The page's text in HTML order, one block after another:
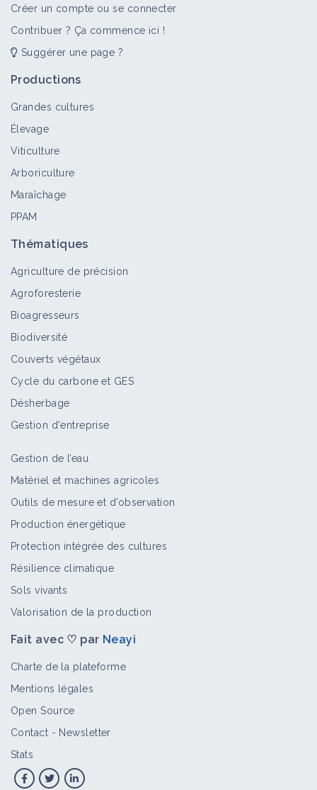
Cervidés
Rongeur
Lutte campagnol terrestre sur une
Créer un compte ou se connecter
Contribuer ? Ça commence ici !
Suggérer une page ?
Productions
Grandes cultures
Élevage
Viticulture
Arboriculture
Maraîchage
PPAM
Thématiques
Agriculture de précision
Agroforesterie
Bioagresseurs
Biodiversité
Couverts végétaux
Cycle du carbone et GES
Désherbage
Gestion d'entreprise
Gestion de l’eau
Matériel et machines agricoles
Outils de mesure et d’observation
Production énergétique
Protection intégrée des cultures
Résilience climatique
Sols vivants
Valorisation de la production
Fait avec ♡ par Neayi
Charte de la plateforme
Mentions légales
Open Source
Contact - Newsletter
Stats